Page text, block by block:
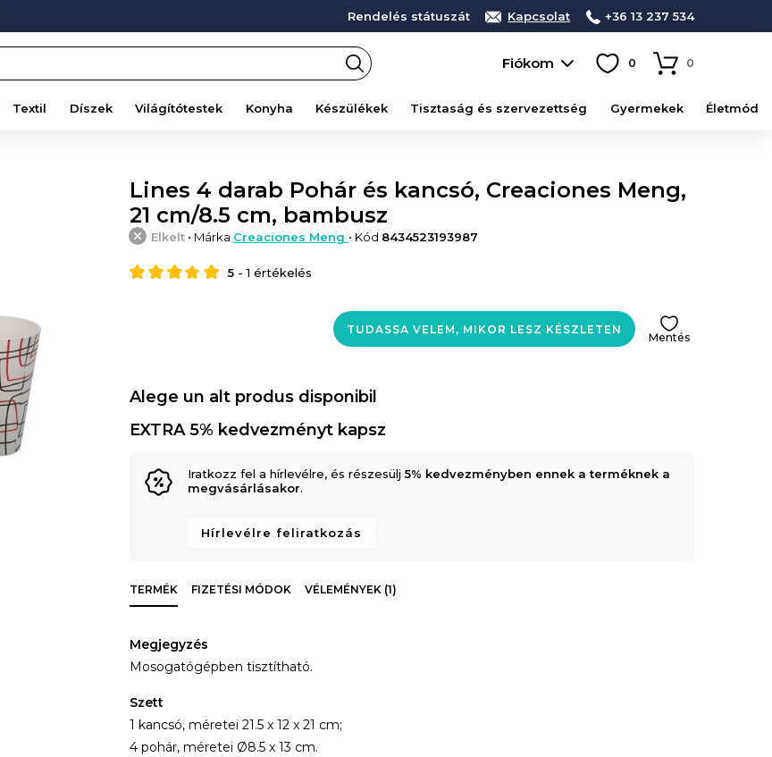
Rendelés státuszát Kapcsolat +36 13 237 534
Fiókom 0 0
Textil Díszek Világítótestek Konyha Készülékek Tisztaság és szervezettség Gyermekek Életmód
Lines 4 darab Pohár és kancsó, Creaciones Meng,
21 cm/8.5 cm, bambusz
Elkelt • Márka Creaciones Meng • Kód 8434523193987
5 -1 értékelés
TUDASSA VELEM, MIKOR LESZ KÉSZLETEN
Mentés
Alege un alt produs disponibil
EXTRA 5% kedvezményt kapsz
Iratkozz fel a hírlevélre, és részesülj5% kedvezményben ennek a terméknek a
megvásárlásakor.
Hírlevélre feliratkozás
TERMÉK FIZETÉSI MÓDOK VÉLEMÉNYEK (1)
Megjegyzés
Mosogatógépben tisztítható.
Szett
1 kancsó, méretei 21.5 x 12 x 21 cm;
4 pohár, méretei Ø8.5 x 13 cm.